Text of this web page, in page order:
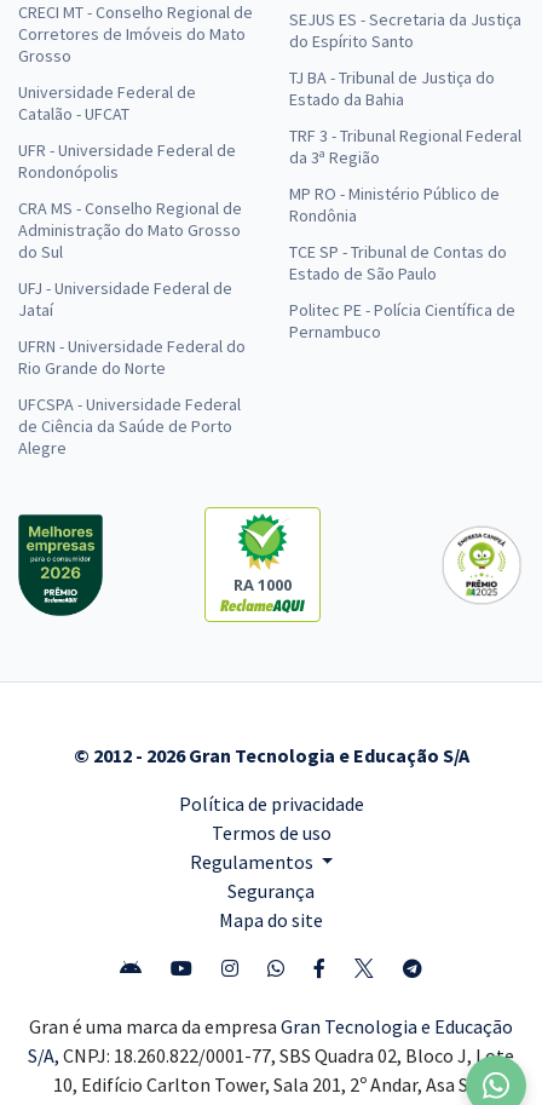
CRECI MT - Conselho Regional de
Corretores de Imóveis do Mato
Grosso
Universidade Federal de
Catalão - UFCAT
UFR - Universidade Federal de
Rondonópolis
CRA MS - Conselho Regional de
Administração do Mato Grosso
do Sul
UFJ - Universidade Federal de
Jataí
UFRN - Universidade Federal do
Rio Grande do Norte
UFCSPA - Universidade Federal
de Ciência da Saúde de Porto
Alegre
SEJUS ES - Secretaria da Justiça
do Espírito Santo
TJ BA - Tribunal de Justiça do
Estado da Bahia
TRF 3 - Tribunal Regional Federal
da 3ª Região
MP RO - Ministério Público de
Rondônia
TCE SP - Tribunal de Contas do
Estado de São Paulo
Politec PE - Polícia Científica de
Pernambuco
RA 1000
© 2012 - 2026 Gran Tecnologia e Educação S/A
Política de privacidade
Termos de uso
Regulamentos
Segurança
Mapa do site
Gran é uma marca da empresa Gran Tecnologia e Educação
S/A, CNPJ: 18.260.822/0001-77, SBS Quadra 02, Bloco J, Lote
10, Edifício Carlton Tower, Sala 201, 2º Andar, Asa Sul,